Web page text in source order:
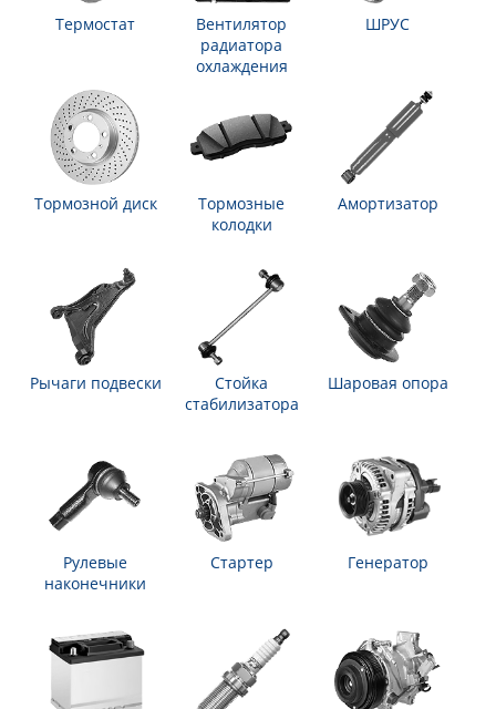
Термостат
Вентилятор
радиатора
охлаждения
ШРУС
Тормозной диск
Тормозные
колодки
Амортизатор
Рычаги подвески
Стойка
стабилизатора
Шаровая опора
Рулевые
наконечники
Стартер Генератор